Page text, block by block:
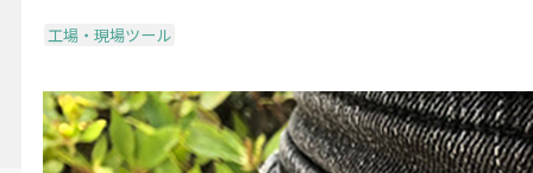
工場・現場ツール